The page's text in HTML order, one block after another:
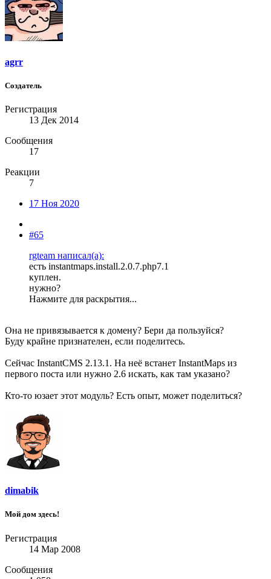
agrr
Создатель
Регистрация
13 Дек 2014
Сообщения
17
Реакции
7
17 Ноя 2020
#65
rgteam написал(а):
есть instantmaps.install.2.0.7.php7.1
куплен.
нужно?
Нажмите для раскрытия...
Она не привязывается к домену? Бери да пользуйся?
Буду крайне признателен, если поделитесь.
Сейчас InstantCMS 2.13.1. На неё встанет InstantMaps из
первого поста или нужно 2.6 искать, как там указано?
Кто-то юзает этот модуль? Есть опыт, может поделиться?
dimabik
Мой дом здесь!
Регистрация
14 Мар 2008
Сообщения